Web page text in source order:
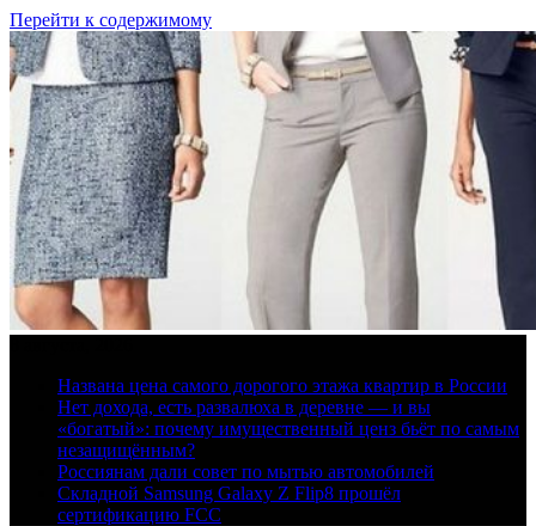
Перейти к содержимому
Названа цена самого дорогого этажа квартир в России
Нет дохода, есть развалюха в деревне — и вы
«богатый»: почему имущественный ценз бьёт по самым
незащищённым?
Россиянам дали совет по мытью автомобилей
Складной Samsung Galaxy Z Flip8 прошёл
сертификацию FCC